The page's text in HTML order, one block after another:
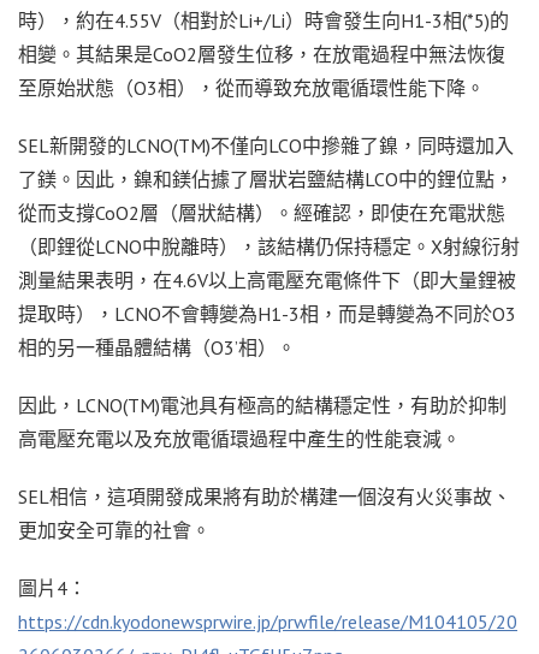
時），約在4.55V（相對於Li+/Li）時會發生向H1-3相(*5)的
相變。其結果是CoO2層發生位移，在放電過程中無法恢復
至原始狀態（O3相），從而導致充放電循環性能下降。
SEL新開發的LCNO(TM)不僅向LCO中摻雜了鎳，同時還加入
了鎂。因此，鎳和鎂佔據了層狀岩鹽結構LCO中的鋰位點，
從而支撐CoO2層（層狀結構）。經確認，即使在充電狀態
（即鋰從LCNO中脫離時），該結構仍保持穩定。X射線衍射
測量結果表明，在4.6V以上高電壓充電條件下（即大量鋰被
提取時），LCNO不會轉變為H1-3相，而是轉變為不同於O3
相的另一種晶體結構（O3’相）。
因此，LCNO(TM)電池具有極高的結構穩定性，有助於抑制
高電壓充電以及充放電循環過程中產生的性能衰減。
SEL相信，這項開發成果將有助於構建一個沒有火災事故、
更加安全可靠的社會。
圖片4：
https://cdn.kyodonewsprwire.jp/prwfile/release/M104105/20